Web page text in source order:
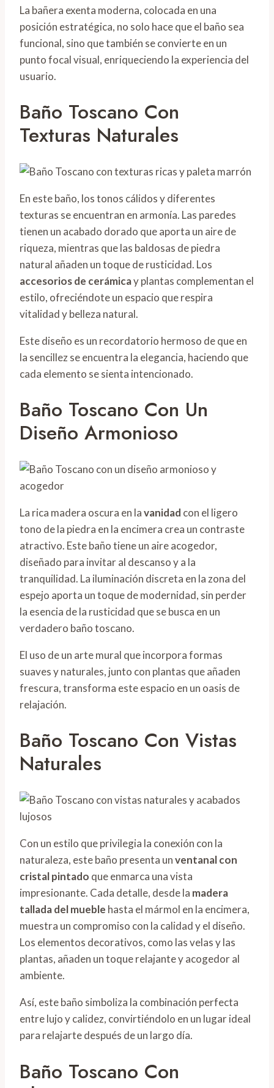
La bañera exenta moderna, colocada en una
posición estratégica, no solo hace que el baño sea
funcional, sino que también se convierte en un
punto focal visual, enriqueciendo la experiencia del
usuario.
Baño Toscano Con
Texturas Naturales
En este baño, los tonos cálidos y diferentes
texturas se encuentran en armonía. Las paredes
tienen un acabado dorado que aporta un aire de
riqueza, mientras que las baldosas de piedra
natural añaden un toque de rusticidad. Los
accesorios de cerámicay plantas complementan el
estilo, ofreciéndote un espacio que respira
vitalidad y belleza natural.
Este diseño es un recordatorio hermoso de que en
la sencillez se encuentra la elegancia, haciendo que
cada elemento se sienta intencionado.
Baño Toscano Con Un
Diseño Armonioso
La rica madera oscura en lavanidad con el ligero
tono de la piedra en la encimera crea un contraste
atractivo. Este baño tiene un aire acogedor,
diseñado para invitar al descanso y a la
tranquilidad. La iluminación discreta en la zona del
espejo aporta un toque de modernidad, sin perder
la esencia de la rusticidad que se busca en un
verdadero baño toscano.
El uso de un arte mural que incorpora formas
suaves y naturales, junto con plantas que añaden
frescura, transforma este espacio en un oasis de
relajación.
Baño Toscano Con Vistas
Naturales
Con un estilo que privilegia la conexión con la
naturaleza, este baño presenta unventanal con
cristal pintado que enmarca una vista
impresionante. Cada detalle, desde la madera
tallada del mueble hasta el mármol en la encimera,
muestra un compromiso con la calidad y el diseño.
Los elementos decorativos, como las velas y las
plantas, añaden un toque relajante y acogedor al
ambiente.
Así, este baño simboliza la combinación perfecta
entre lujo y calidez, convirtiéndolo en un lugar ideal
para relajarte después de un largo día.
Baño Toscano Con